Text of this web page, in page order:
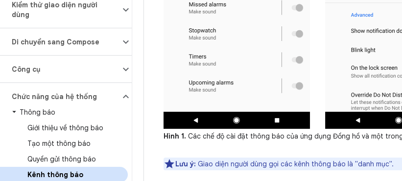
Kiểm thử giao diện người
dùng
Di chuyển sang Compose
Công cụ
Chức năng của hệ thống
Thông báo
Giới thiệu về thông báo
Tạo một thông báo
Quyền gửi thông báo
Kênh thông báo
Hình 1. Các chế độ cài đặt thông báo của ứng dụng Đồng hồ và một
Lưu ý: Giao diện người dùng gọi các kênh thông báo là "danh mục".